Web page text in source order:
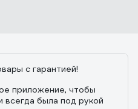
с гарантией!
приложение, чтобы
всегда была под рукой